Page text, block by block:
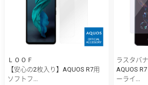
ＬＯＯＦ
【安心の2枚入り】AQUOS R7用
ソフトフ...
ラスタバ
AQUOS
ーライ...